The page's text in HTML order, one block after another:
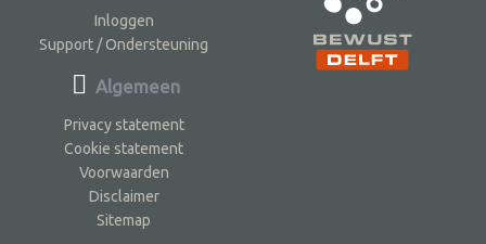
Inloggen
Support / Ondersteuning
Algemeen
Privacy statement
Cookie statement
Voorwaarden
Disclaimer
Sitemap